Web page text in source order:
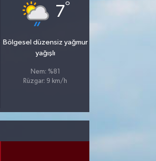
7°
Bölgesel düzensiz yağmur
yağışlı
Nem: %81
Rüzgar: 9 km/h